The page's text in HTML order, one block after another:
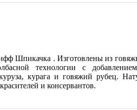
Шпикачка . Изготовлены из
технологии с
курага и говяжий рубец.
и консервантов.